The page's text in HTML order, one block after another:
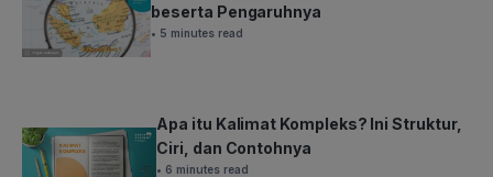
beserta Pengaruhnya
• 5 minutes read
Apa itu Kalimat Kompleks? Ini Struktur,
Ciri, dan Contohnya
• 6 minutes read